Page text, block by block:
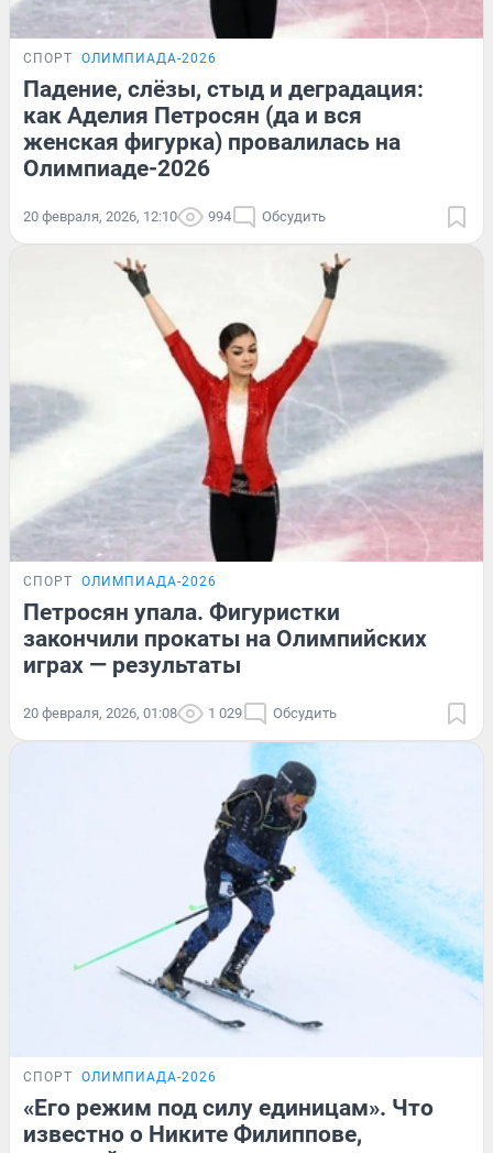
СПОРТ ОЛИМПИАДА-2026
Падение, слёзы, стыд и деградация:
как Аделия Петросян (да и вся
женская фигурка) провалилась на
Олимпиаде-2026
20 февраля, 2026, 12:10 994 Обсудить
СПОРТ ОЛИМПИАДА-2026
Петросян упала. Фигуристки
закончили прокаты на Олимпийских
играх — результаты
20 февраля, 2026, 01:08 1 029 Обсудить
СПОРТ ОЛИМПИАДА-2026
«Его режим под силу единицам». Что
известно о Никите Филиппове,